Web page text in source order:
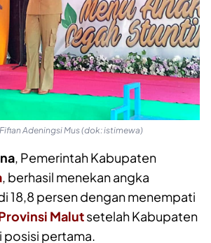
Adeningsi Mus (dok: istimewa)
, Pemerintah Kabupaten
, berhasil menekan angka
18,8 persen dengan menempati
Malutsetelah Kabupaten
posisi pertama.